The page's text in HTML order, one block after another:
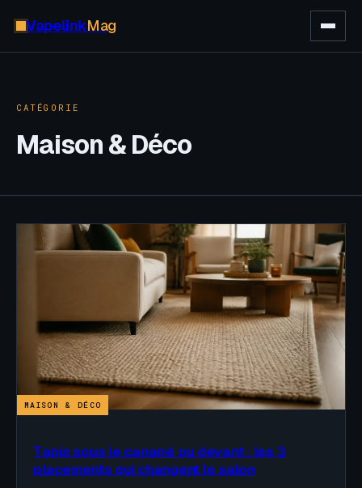
VapelinkMag
CATÉGORIE
Maison & Déco
MAISON & DÉCO
Tapis sous le canapé ou devant : les 3
placements qui changent le salon